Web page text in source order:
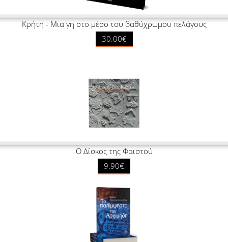
Κρήτη - Μια γη στο μέσο του βαθύχρωμου πελάγους
30.00€
Ο Δίσκος της Φαιστού
9.90€